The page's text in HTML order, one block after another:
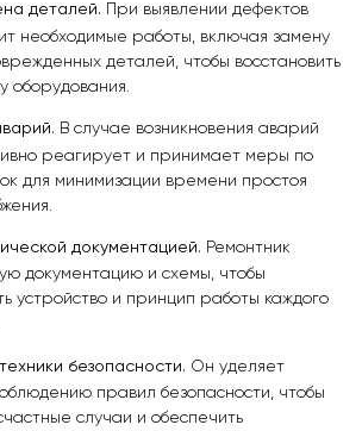
деталей. При выявлении дефектов
необходимые работы, включая замену
деталей, чтобы восстановить
оборудования.
В случае возникновения аварий
реагирует и принимает меры по
для минимизации времени простоя
документацией. Ремонтник
документацию и схемы, чтобы
устройство и принцип работы каждого
безопасности. Он уделяет
правил безопасности, чтобы
случаи и обеспечить